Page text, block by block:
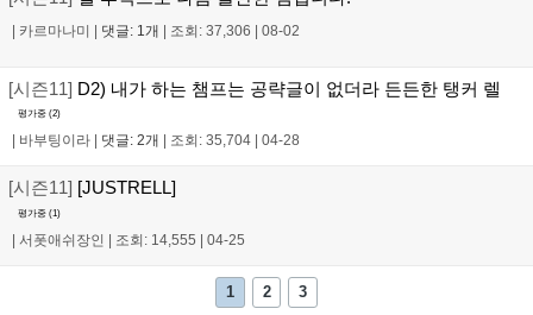
카르마나미 댓글: 1개 조회: 37,306 08-02
[시즌11] D2) 내가 하는 챔프는 공략글이 없더라 든든한 탱커 렐
평가중 (2)
바부팅이라 댓글: 2개 조회: 35,704 04-28
[시즌11] [JUSTRELL]
평가중 (1)
| 서폿애쉬장인 | 조회: 14,555 | 04-25
1 2 3